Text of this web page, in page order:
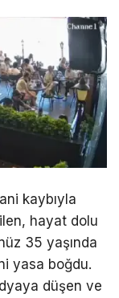
kaybıyla
hayat dolu
35 yaşında
yasa boğdu.
düşen ve